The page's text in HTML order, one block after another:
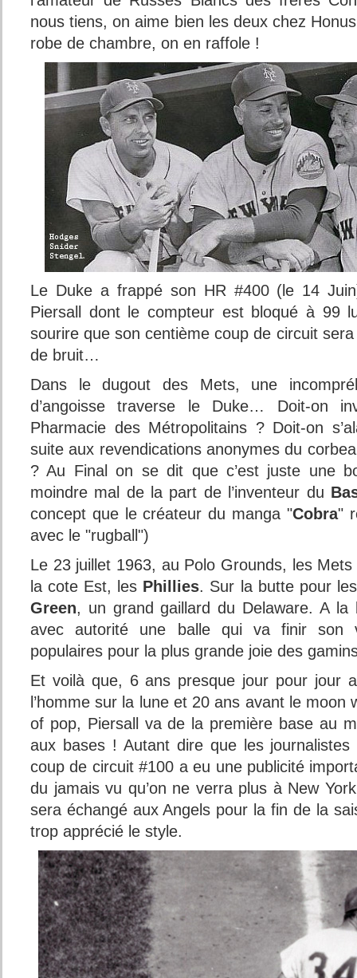
nous tiens, on aime bien les deux chez
robe de chambre, on en raffole !
Le Duke a frappé son HR #400 (le 14
Piersall dont le compteur est bloqué à 99
sourire que son centième coup de circuit
de bruit…
Dans le dugout des Mets, une
d’angoisse traverse le Duke… Doit-on
Pharmacie des Métropolitains ? Doit-on
suite aux revendications anonymes du
? Au Final on se dit que c’est juste une
moindre mal de la part de l’inventeur du
concept que le créateur du manga "Cobra"
avec le "rugball")
Le 23 juillet 1963, au Polo Grounds, les
la cote Est, les Phillies. Sur la butte pour
Green, un grand gaillard du Delaware. A la
avec autorité une balle qui va finir son
populaires pour la plus grande joie des
Et voilà que, 6 ans presque jour pour jour
l’homme sur la lune et 20 ans avant le moon
of pop, Piersall va de la première base au
aux bases ! Autant dire que les
coup de circuit #100 a eu une publicité
du jamais vu qu’on ne verra plus à New
sera échangé aux Angels pour la fin de la
trop apprécié le style.